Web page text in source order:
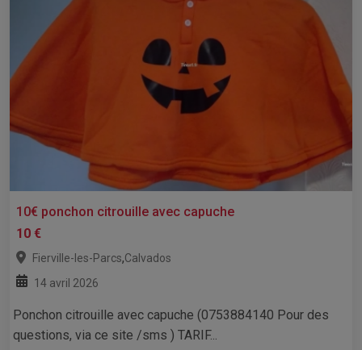
10€ ponchon citrouille avec capuche
10 €
Fierville-les-Parcs,Calvados
14 avril 2026
Ponchon citrouille avec capuche (0753884140 Pour des
questions, via ce site /sms ) TARIF...